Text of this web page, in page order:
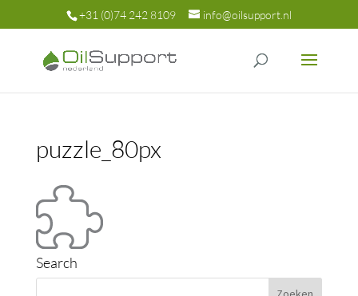
+31 (0)74 242 8109 info@oilsupport.nl
puzzle_80px
Search